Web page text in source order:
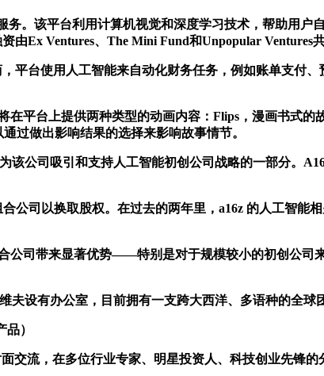
该平台利用计算机视觉和深度学习技术，帮助用户
Ex Ventures、The Mini Fund和Unpopular Ventures共
台使用人工智能来自动化财务任务，例如账单支付、
台上提供两种类型的动画内容：Flips，漫画书式的
过做出影响结果的选择来影响故事情节。
公司吸引和支持人工智能初创公司战略的一部分。
司以换取股权。在过去的两年里，a16z 的人工智能
司带来显著优势——特别是对于规模较小的初创公司
设有办公室，目前拥有一支跨大西洋、多语种的全球
）
流，在多位行业专家、明星投资人、科技创业先锋的